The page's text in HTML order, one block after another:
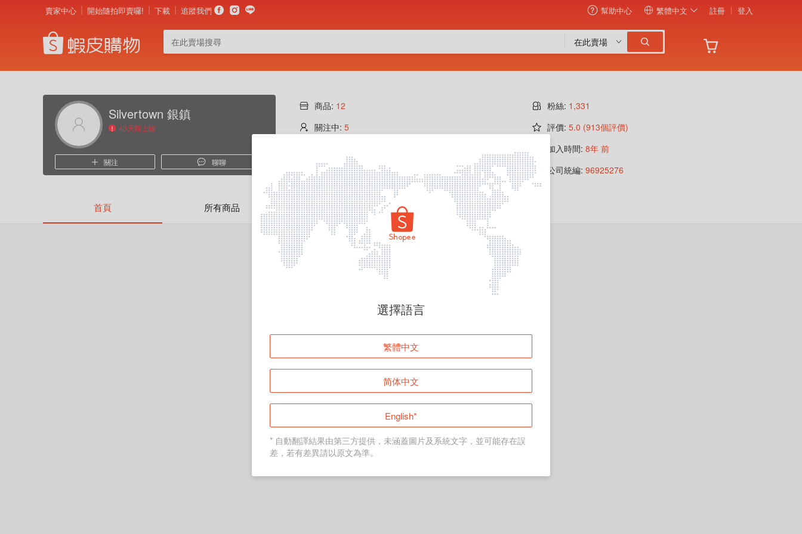
選擇語言
繁體中文
简体中文
English*
* 自動翻譯結果由第三方提供，未涵蓋圖片及系統文字，並可能存在誤
差，若有差異請以原文為準。